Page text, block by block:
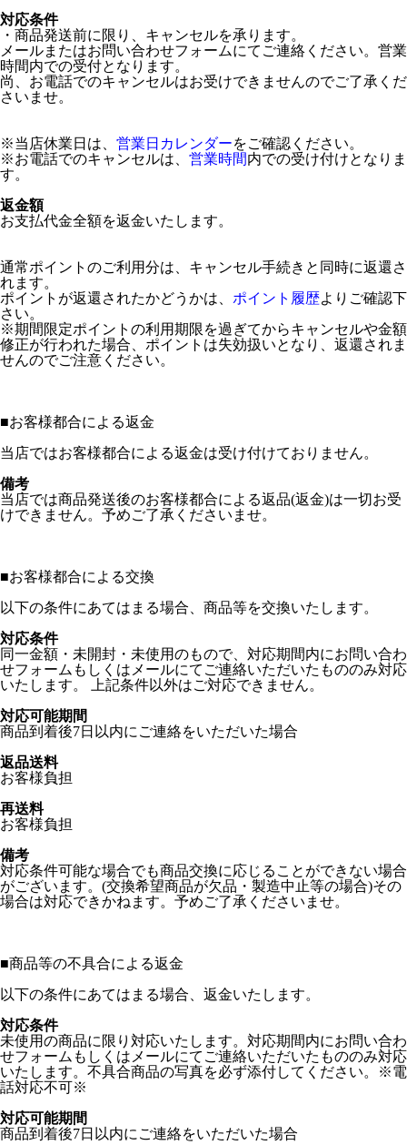
対応条件
・商品発送前に限り、キャンセルを承ります。
メールまたはお問い合わせフォームにてご連絡ください。営業
時間内での受付となります。
尚、お電話でのキャンセルはお受けできませんのでご了承くだ
さいませ。
※当店休業日は、 営業日カレンダーをご確認ください。
※お電話でのキャンセルは、 営業時間内での受け付けとなりま
す。
返金額
お支払代金全額を返金いたします。
通常ポイントのご利用分は、キャンセル手続きと同時に返還さ
れます。
ポイントが返還されたかどうかは、 ポイント履歴よりご確認下
さい。
※期間限定ポイントの利用期限を過ぎてからキャンセルや金額
修正が行われた場合、ポイントは失効扱いとなり、返還されま
せんのでご注意ください。
■お客様都合による返金
当店ではお客様都合による返金は受け付けておりません。
備考
当店では商品発送後のお客様都合による返品(返金)は一切お受
けできません。予めご了承くださいませ。
■お客様都合による交換
以下の条件にあてはまる場合、商品等を交換いたします。
対応条件
同一金額・未開封・未使用のもので、対応期間内にお問い合わ
せフォームもしくはメールにてご連絡いただいたもののみ対応
いたします。 上記条件以外はご対応できません。
対応可能期間
商品到着後7日以内にご連絡をいただいた場合
返品送料
お客様負担
再送料
お客様負担
備考
対応条件可能な場合でも商品交換に応じることができない場合
がございます。(交換希望商品が欠品・製造中止等の場合)その
場合は対応できかねます。予めご了承くださいませ。
■商品等の不具合による返金
以下の条件にあてはまる場合、返金いたします。
対応条件
未使用の商品に限り対応いたします。対応期間内にお問い合わ
せフォームもしくはメールにてご連絡いただいたもののみ対応
いたします。不具合商品の写真を必ず添付してください。※電
話対応不可※
対応可能期間
商品到着後7日以内にご連絡をいただいた場合